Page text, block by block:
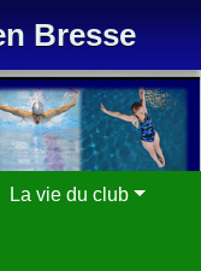
Bresse
La vie du club